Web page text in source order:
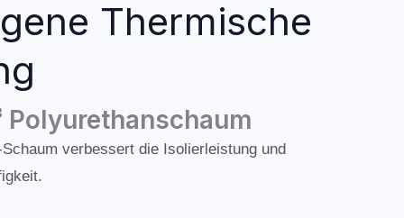
Thermische
Polyurethanschaum
verbessert die Isolierleistung und